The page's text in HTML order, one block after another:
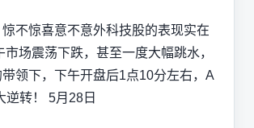
不惊喜意不意外科技股的表现实在
市场震荡下跌，甚至一度大幅跳水，
领下，下午开盘后1点10分左右，A
逆转！ 5月28日